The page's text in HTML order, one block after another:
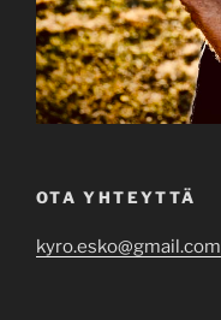
OTA YHTEYTTÄ
kyro.esko@gmail.com